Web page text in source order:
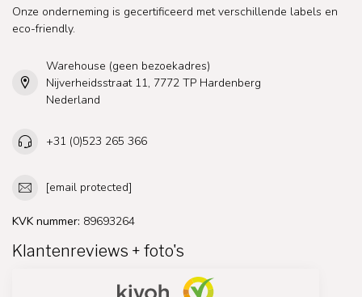
Onze onderneming is gecertificeerd met verschillende labels en
eco-friendly.
Warehouse (geen bezoekadres)
Nijverheidsstraat 11, 7772 TP Hardenberg
Nederland
+31 (0)523 265 366
[email protected]
KVK nummer: 89693264
Klantenreviews + foto's